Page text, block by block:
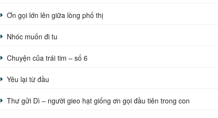
Ơn gọi lớn lên giữa lòng phố thị
Nhóc muốn đi tu
Chuyện của trái tim – số 6
Yêu lại từ đầu
Thư gửi Dì – người gieo hạt giống ơn gọi đầu tiên trong con